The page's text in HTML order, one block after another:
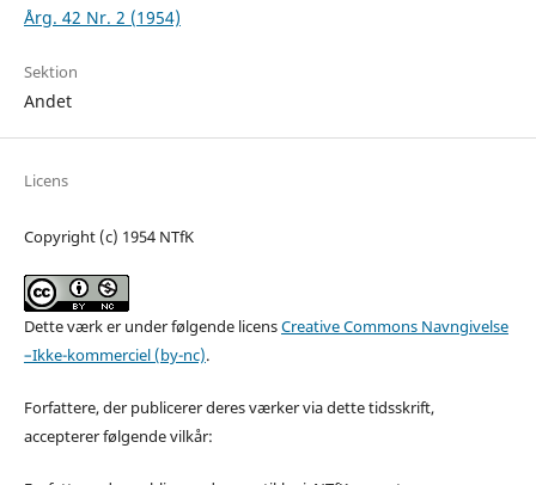
Årg. 42 Nr. 2 (1954)
Sektion
Andet
Licens
Copyright (c) 1954 NTfK
Dette værk er under følgende licensCreative Commons Navngivelse
–Ikke-kommerciel (by-nc).
Forfattere, der publicerer deres værker via dette tidsskrift,
accepterer følgende vilkår: